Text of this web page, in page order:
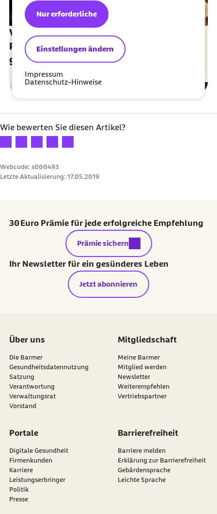
Einstellungen ändern
Nur erforderliche
Impressum
Datenschutz-Hinweise
Vertrauensverhältnis zwischen Arzt und
Patient - wichtige Voraussetzung für
gelungene Behandlung
Wie bewerten Sie diesen Artikel?
Ihre Bewertung: 1 Stern
Ihre Bewertung: 2 Sterne
Ihre Bewertung: 3 Sterne
Ihre Bewertung: 4 Sterne
Ihre Bewertung: 5 Sterne
Webcode: s000493
Letzte Aktualisierung: 17.05.2019
30 Euro Prämie für jede erfolgreiche Empfehlung
externer Link:
Prämie sichern
Ihr Newsletter für ein gesünderes Leben
Jetzt abonnieren
Über uns
Die Barmer
Gesundheitsdatennutzung
Satzung
Verantwortung
Verwaltungsrat
Vorstand
Mitgliedschaft
Meine Barmer
Mitglied werden
Newsletter
externer Link:
Weiterempfehlen
Vertriebspartner
Portale
Digitale Gesundheit
Firmenkunden
Karriere
Leistungserbringer
Politik
Presse
Barrierefreiheit
Barriere melden
Erklärung zur Barrierefreiheit
Gebärdensprache
Leichte Sprache